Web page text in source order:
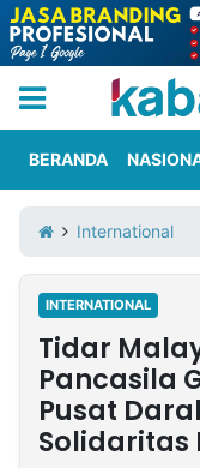
Iklan
Berita
Kami
Nasional
International
Olahraga
Entertainment
Daerah
Pariwisata
Kuliner
Kolom
Network
BERANDA
International
INTERNATIONAL
Tidar
Pancasila
Pusat
Solidaritas